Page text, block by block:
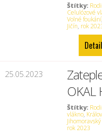
Štítky:
Celulózové
Volné foukání
Jičín, rok
25.05.2023
OKAL
Štítky:
vlákno,
rok 2023